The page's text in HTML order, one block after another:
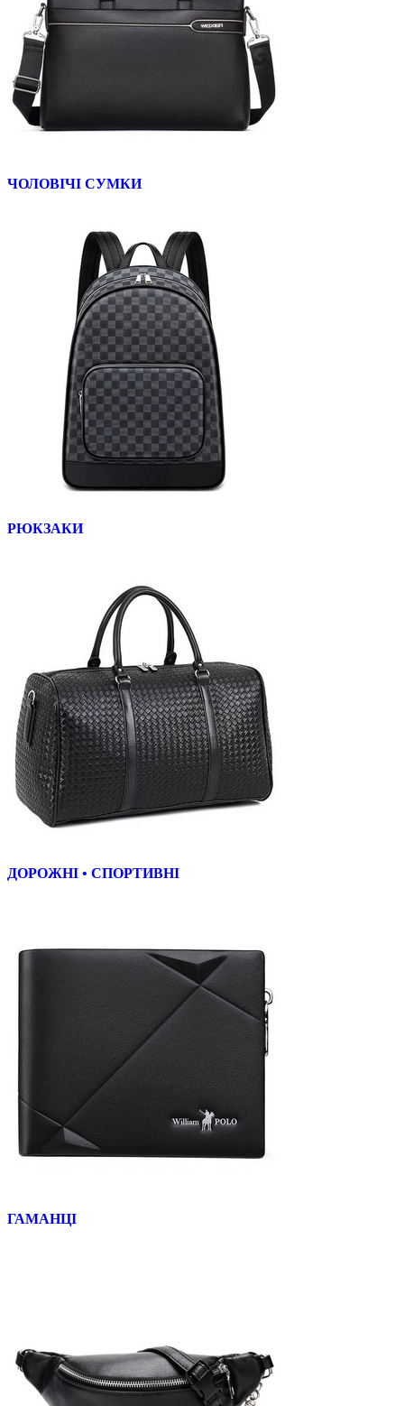
ЧОЛОВІЧІ СУМКИ
РЮКЗАКИ
ДОРОЖНІ • СПОРТИВНІ
ГАМАНЦІ